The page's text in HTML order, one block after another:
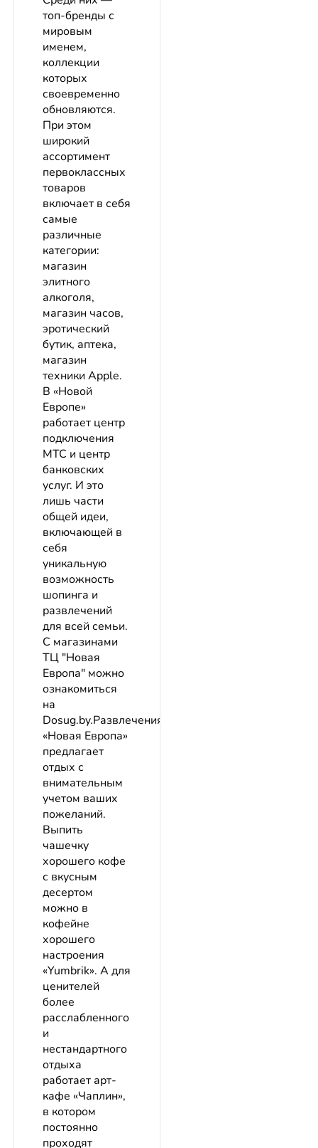
топ-бренды с
мировым
именем,
коллекции
которых
своевременно
обновляются.
При этом
широкий
ассортимент
первоклассных
товаров
включает в себя
самые
различные
категории:
магазин
элитного
алкоголя,
магазин часов,
эротический
бутик, аптека,
магазин
техники Apple.
В «Новой
Европе»
работает центр
подключения
МТС и центр
банковских
услуг. И это
лишь части
общей идеи,
включающей в
себя
уникальную
возможность
шопинга и
развлечений
для всей семьи.
С магазинами
ТЦ "Новая
Европа" можно
ознакомиться
на
Dosug.by.Развлечения
«Новая Европа»
предлагает
отдых с
внимательным
учетом ваших
пожеланий.
Выпить
чашечку
хорошего кофе
с вкусным
десертом
можно в
кофейне
хорошего
настроения
«Yumbrik». А для
ценителей
более
расслабленного
и
нестандартного
отдыха
работает арт-
кафе «Чаплин»,
в котором
постоянно
проходят